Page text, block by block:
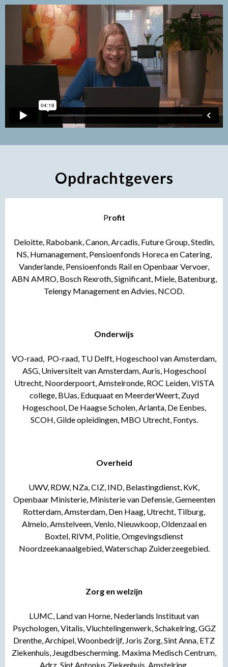
Opdrachtgevers
Profit
Deloitte, Rabobank, Canon, Arcadis, Future Group, Stedin,
NS, Humanagement, Pensioenfonds Horeca en Catering,
Vanderlande, Pensioenfonds Rail en Openbaar Vervoer,
ABN AMRO, Bosch Rexroth, Significant, Miele, Batenburg,
Telengy Management en Advies, NCOD.
Onderwijs
VO-raad, PO-raad, TU Delft, Hogeschool van Amsterdam,
ASG, Universiteit van Amsterdam, Auris, Hogeschool
Utrecht, Noorderpoort, Amstelronde, ROC Leiden, VISTA
college, BUas, Eduquaat en MeerderWeert, Zuyd
Hogeschool, De Haagse Scholen, Arlanta, De Eenbes,
SCOH, Gilde opleidingen, MBO Utrecht, Fontys.
Overheid
UWV, RDW, NZa, CIZ, IND, Belastingdienst, KvK,
Openbaar Ministerie, Ministerie van Defensie, Gemeenten
Rotterdam, Amsterdam, Den Haag, Utrecht, Tilburg,
Almelo, Amstelveen, Venlo, Nieuwkoop, Oldenzaal en
Boxtel, RIVM, Politie, Omgevingsdienst
Noordzeekanaalgebied, Waterschap Zuiderzeegebied.
Zorg en welzijn
LUMC, Land van Horne, Nederlands Instituut van
Psychologen, Vitalis, Vluchtelingenwerk, Schakelring, GGZ
Drenthe, Archipel, Woonbedrijf, Joris Zorg, Sint Anna, ETZ
Ziekenhuis, Jeugdbescherming. Maxima Medisch Centrum,
Adrz, Sint Antonius Ziekenhuis, Amstelring.